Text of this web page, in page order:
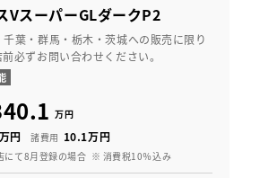
VスーパーGLダークP2
葉・群馬・栃木・茨城への販売に限り
必ずお問い合わせください。
万円
円 諸費用 10.1万円
て8月登録の場合 ※ 消費税10％込み